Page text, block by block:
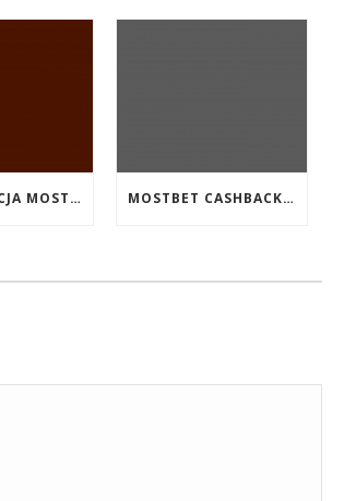
JAK APLIKACJA MOSTBET WSPIERA UŻYTKOWNIKÓW ANDROIDA? MOSTBET CASHBACK: HANGI OYUNLAR SIZI DAHA ÇOX QAZANA BILƏR?